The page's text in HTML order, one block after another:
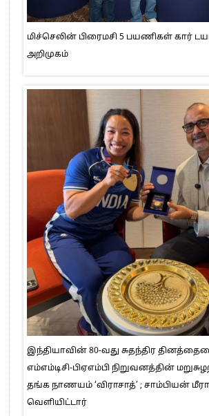
மிச்செலின் பிரைமசி 5 பயணிகள் கார்
அறிமுகம்
இந்தியாவின் 80-வது சுதந்திர
எம்எம்டிசி-பிஏஎம்பி நிறுவனத்தின்
தங்க நாணயம் ‘விராசாத்’ ; சாம்பியன்
வெளியிட்டார்